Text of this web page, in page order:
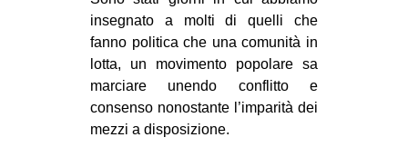
insegnato a molti di quelli che
fanno politica che una comunità in
lotta, un movimento popolare sa
marciare unendo conflitto e
consenso nonostante l’imparità dei
mezzi a disposizione.